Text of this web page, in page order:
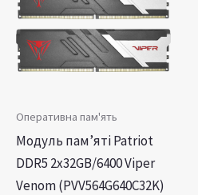
Оперативна пам'ять
Модуль пам’яті Patriot
DDR5 2x32GB/6400 Viper
Venom (PVV564G640C32K)